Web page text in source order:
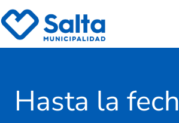
Hasta la